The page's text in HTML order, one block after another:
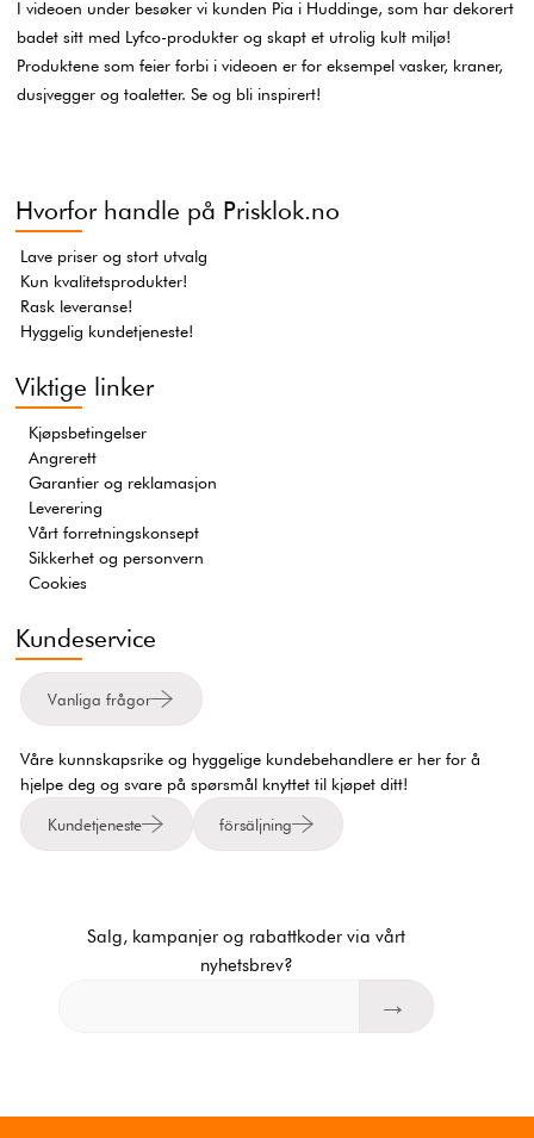
I videoen under besøker vi kunden Pia i Huddinge, som har dekorert
badet sitt med Lyfco-produkter og skapt et utrolig kult miljø!
Produktene som feier forbi i videoen er for eksempel vasker, kraner,
dusjvegger og toaletter. Se og bli inspirert!
Hvorfor handle på Prisklok.no
Lave priser og stort utvalg
Kun kvalitetsprodukter!
Rask leveranse!
Hyggelig kundetjeneste!
Viktige linker
Kjøpsbetingelser
Angrerett
Garantier og reklamasjon
Leverering
Vårt forretningskonsept
Sikkerhet og personvern
Cookies
Kundeservice
Vanliga frågor
Våre kunnskapsrike og hyggelige kundebehandlere er her for å
hjelpe deg og svare på spørsmål knyttet til kjøpet ditt!
Kundetjeneste försäljning
Salg, kampanjer og rabattkoder via vårt
nyhetsbrev?